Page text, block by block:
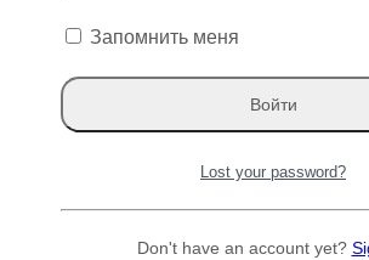
Запомнить меня
Lost your password?
Don't have an account yet?